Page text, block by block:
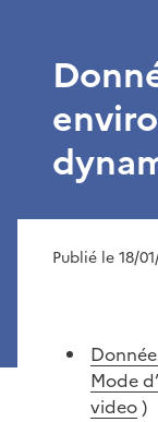
Publié le 18/
Mode
video)